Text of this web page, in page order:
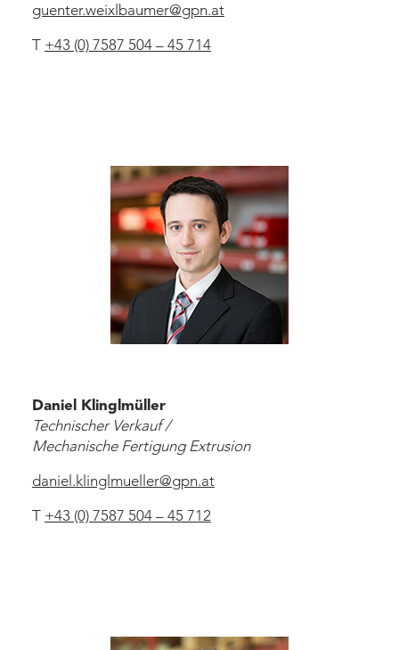
guenter.weixlbaumer@gpn.at
T +43 (0) 7587 504 – 45 714
Daniel Klinglmüller
Technischer Verkauf /
Mechanische Fertigung Extrusion
daniel.klinglmueller@gpn.at
T +43 (0) 7587 504 – 45 712